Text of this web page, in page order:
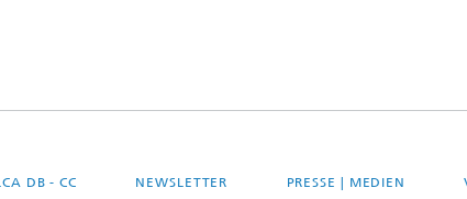
DB - CC NEWSLETTER PRESSE | MEDIEN